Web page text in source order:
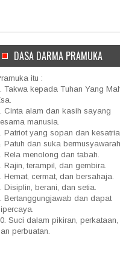
DASA DARMA PRAMUKA
itu :
Takwa kepada Tuhan Yang
Cinta alam dan kasih sayang
manusia.
Patriot yang sopan dan kesatria.
Patuh dan suka bermusyawarah.
Rela menolong dan tabah.
Rajin, terampil, dan gembira.
Hemat, cermat, dan bersahaja.
Disiplin, berani, dan setia.
Bertanggungjawab dan dapat
Suci dalam pikiran, perkataan,
perbuatan.